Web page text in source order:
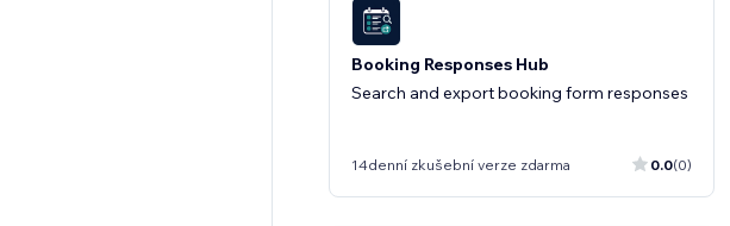
Booking Responses Hub
Search and export booking form responses
14denní zkušební verze zdarma 0.0(0)